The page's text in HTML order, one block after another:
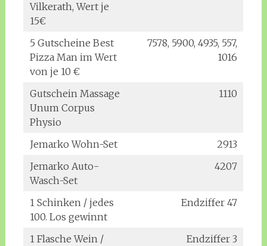
Vilkerath, Wert je
15€
5 Gutscheine Best
Pizza Man im Wert
von je 10 €
7578, 5900, 4935, 557,
1016
Gutschein Massage
Unum Corpus
Physio
1110
Jemarko Wohn-Set
2913
Jemarko Auto-
Wasch-Set
4207
1 Schinken / jedes
100. Los gewinnt
Endziffer 47
1 Flasche Wein /
Endziffer 3